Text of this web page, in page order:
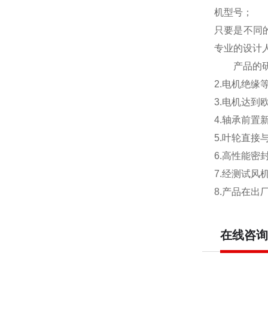
机型号；
只要是不同
专业的设计
产品的
2.电机绝缘
3.电机达到
4.轴承前置
5.叶轮直接
6.高性能密
7.经测试风
8.产品在出
在线咨询